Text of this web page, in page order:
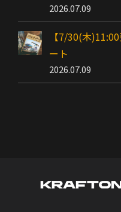
2026.07.09
【7/30(木
ート
2026.07.09